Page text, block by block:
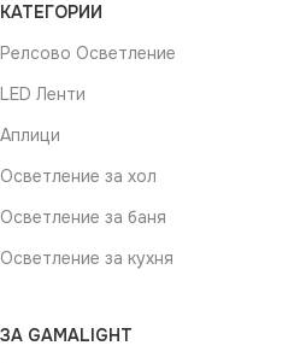
КАТЕГОРИИ
Релсово Осветление
LED Ленти
Аплици
Осветление за хол
Осветление за баня
Осветление за кухня
ЗА GAMALIGHT